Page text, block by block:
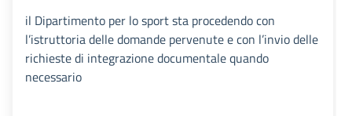
il Dipartimento per lo sport sta procedendo con
l’istruttoria delle domande pervenute e con l’invio delle
richieste di integrazione documentale quando
necessario